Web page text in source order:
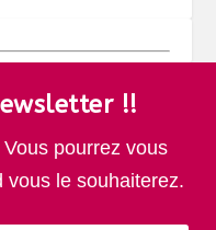
!!
pourrez vous
vous le souhaiterez.